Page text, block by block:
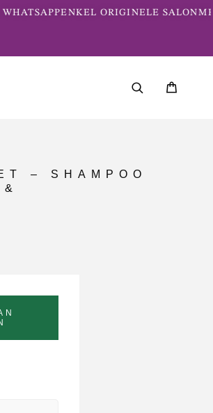
ENKEL ORIGINELE
– SHAMPOO